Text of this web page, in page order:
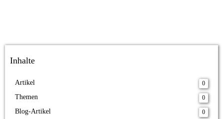
Inhalte
Artikel 0
Themen 0
Blog-Artikel 0